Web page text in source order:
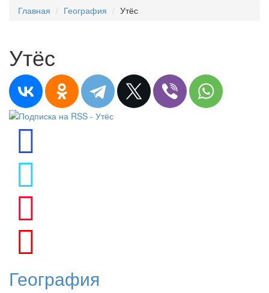
Главная
География Утёс
Утёс
География